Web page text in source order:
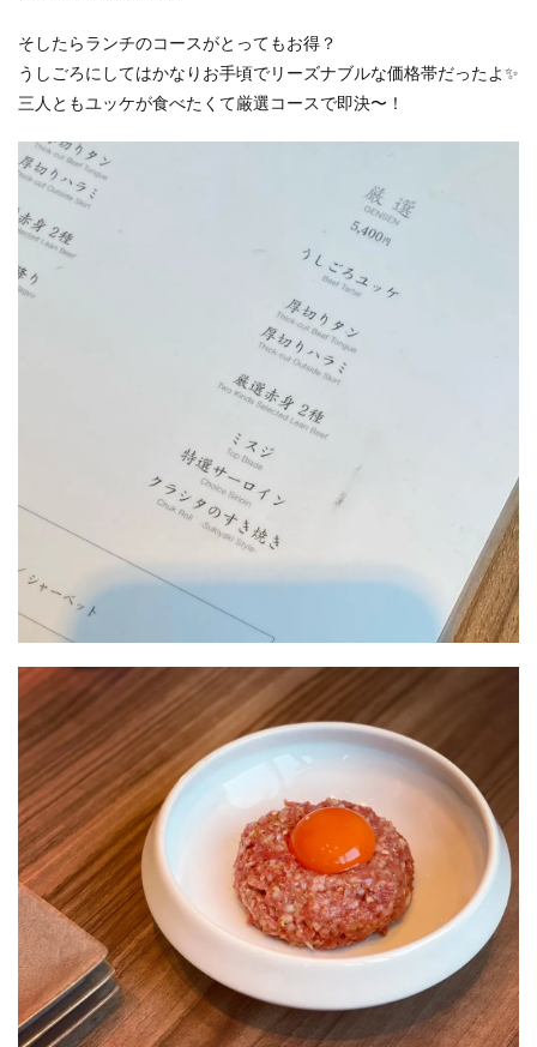
そしたらランチのコースがとってもお得？
うしごろにしてはかなりお手頃でリーズナブルな価格帯だったよ✨
三人ともユッケが食べたくて厳選コースで即決〜！